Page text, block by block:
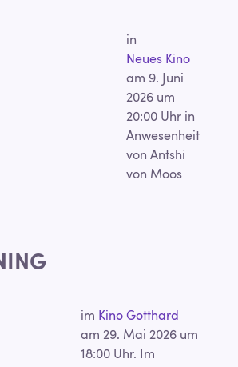
in
Neues Kino
am 9. Juni
2026 um
20:00 Uhr in
Anwesenheit
von Antshi
von Moos
im Kino Gotthard
am 29. Mai 2026 um
18:00 Uhr. Im